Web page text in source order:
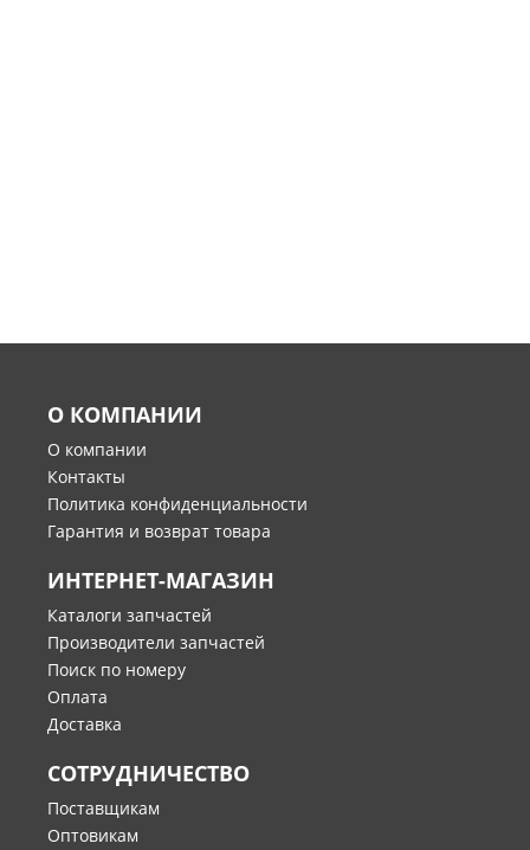
О КОМПАНИИ
О компании
Контакты
Политика конфиденциальности
Гарантия и возврат товара
ИНТЕРНЕТ-МАГАЗИН
Каталоги запчастей
Производители запчастей
Поиск по номеру
Оплата
Доставка
СОТРУДНИЧЕСТВО
Поставщикам
Оптовикам